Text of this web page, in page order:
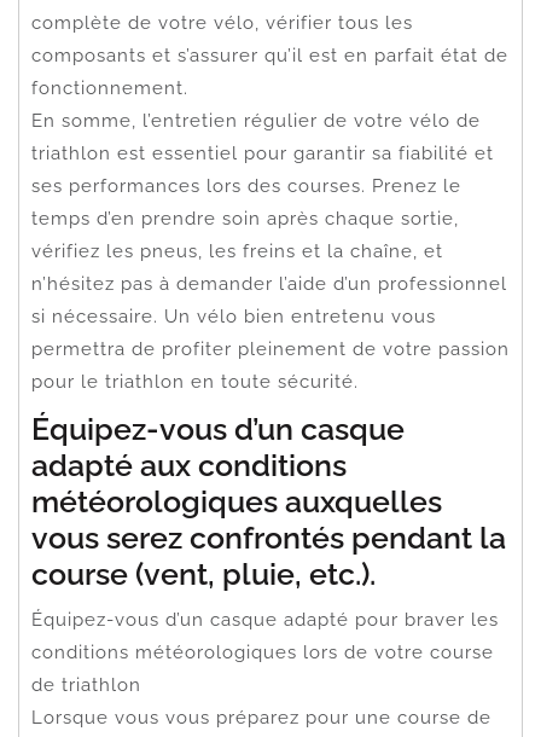
complète de votre vélo, vérifier tous les
composants et s’assurer qu’il est en parfait état de
fonctionnement.
En somme, l’entretien régulier de votre vélo de
triathlon est essentiel pour garantir sa fiabilité et
ses performances lors des courses. Prenez le
temps d’en prendre soin après chaque sortie,
vérifiez les pneus, les freins et la chaîne, et
n’hésitez pas à demander l’aide d’un professionnel
si nécessaire. Un vélo bien entretenu vous
permettra de profiter pleinement de votre passion
pour le triathlon en toute sécurité.
Équipez-vous d’un casque
adapté aux conditions
météorologiques auxquelles
vous serez confrontés pendant la
course (vent, pluie, etc.).
Équipez-vous d’un casque adapté pour braver les
conditions météorologiques lors de votre course
de triathlon
Lorsque vous vous préparez pour une course de